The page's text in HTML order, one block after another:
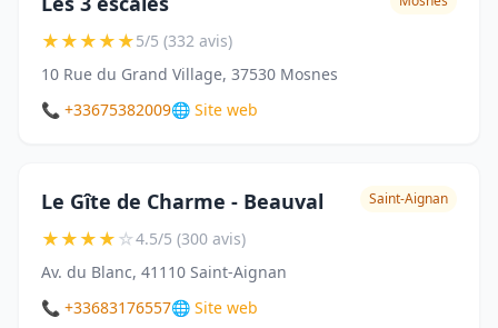
★★★★★5/5 (332 avis)
10 Rue du Grand Village, 37530 Mosnes
📞 +33675382009🌐 Site web
Le Gîte de Charme - Beauval Saint-Aignan
★★★★☆4.5/5 (300 avis)
Av. du Blanc, 41110 Saint-Aignan
📞 +33683176557🌐 Site web